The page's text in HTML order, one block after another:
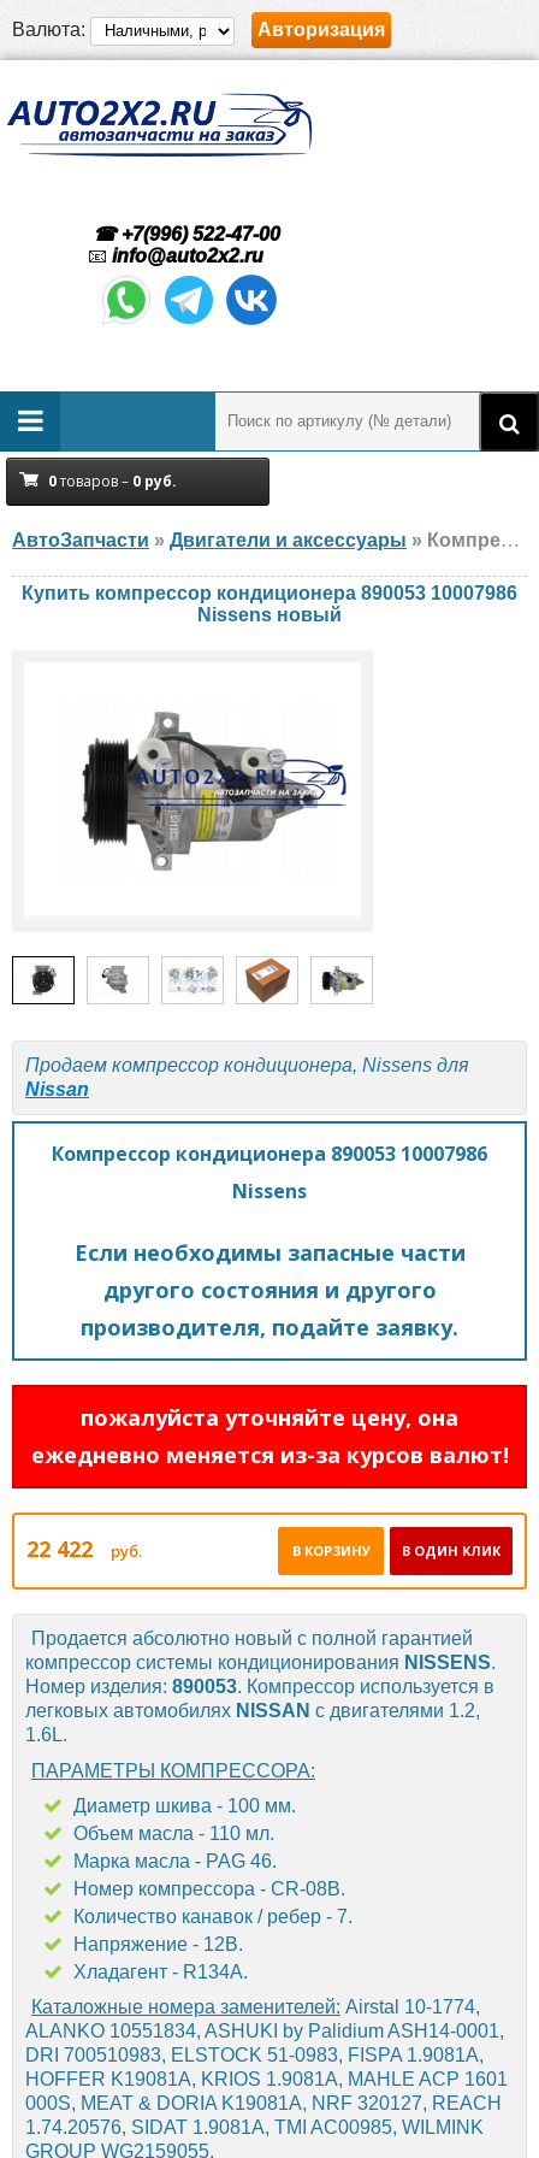
Валюта: Авторизация
☎ +7(996) 522-47-00
📧 info@auto2x2.ru
0товаров – 0 руб.
АвтоЗапчасти » Двигатели и аксессуары » Компрессор кондиционера Nissens 890053 10007986 Nissan, новый
Купить компрессор кондиционера 890053 10007986
Nissens новый
Продаем компрессор кондиционера, Nissens для
Nissan
Компрессор кондиционера 890053 10007986
Nissens
Если необходимы запасные части
другого состояния и другого
производителя, подайте заявку.
пожалуйста уточняйте цену, она
ежедневно меняется из-за курсов валют!
22 422 руб. В ОДИН КЛИК
В КОРЗИНУ
Продается абсолютно новый с полной гарантией
компрессор системы кондиционирования NISSENS.
Номер изделия: 890053. Компрессор используется в
легковых автомобилях NISSAN с двигателями 1.2,
1.6L.
ПАРАМЕТРЫ КОМПРЕССОРА:
Диаметр шкива - 100 мм.
Объем масла - 110 мл.
Марка масла - PAG 46.
Номер компрессора - CR-08B.
Количество канавок / ребер - 7.
Напряжение - 12В.
Хладагент - R134A.
Каталожные номера заменителей: Airstal 10-1774,
ALANKO 10551834, ASHUKI by Palidium ASH14-0001,
DRI 700510983, ELSTOCK 51-0983, FISPA 1.9081A,
HOFFER K19081A, KRIOS 1.9081A, MAHLE ACP 1601
000S, MEAT & DORIA K19081A, NRF 320127, REACH
1.74.20576, SIDAT 1.9081A, TMI AC00985, WILMINK
GROUP WG2159055.